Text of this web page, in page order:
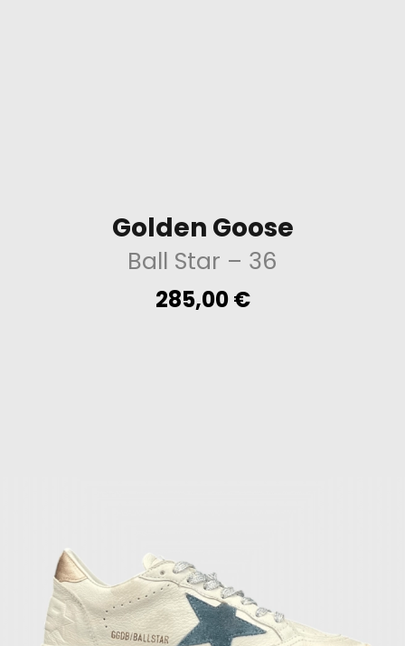
Golden Goose
Ball Star – 36
285,00€